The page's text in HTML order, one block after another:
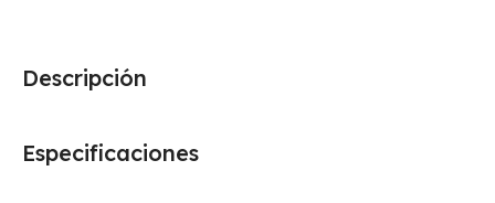
Descripción
Especificaciones